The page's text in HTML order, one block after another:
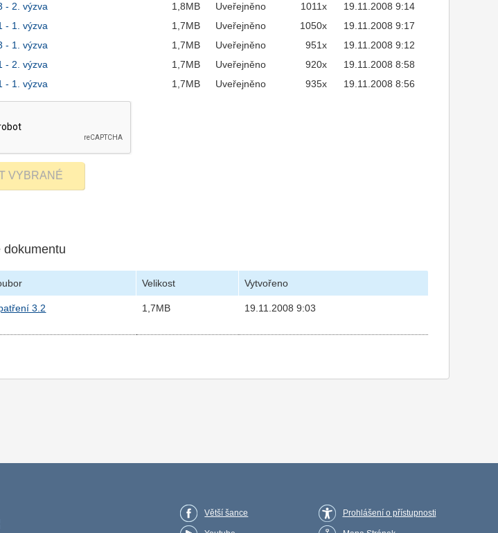
- 2. výzva
1,8MB Uveřejněno 1011x
19.11.2008 9:14
- 1. výzva
1,7MB Uveřejněno 1050x
19.11.2008 9:17
- 1. výzva
1,7MB Uveřejněno 951x
19.11.2008 9:12
- 2. výzva
1,7MB Uveřejněno 920x
19.11.2008 8:58
- 1. výzva
1,7MB Uveřejněno 935x 19.11.2008 8:56
Velikost Vytvořeno
3.2 1,7MB 19.11.2008 9:03
Větší šance Prohlášení o přístupnosti